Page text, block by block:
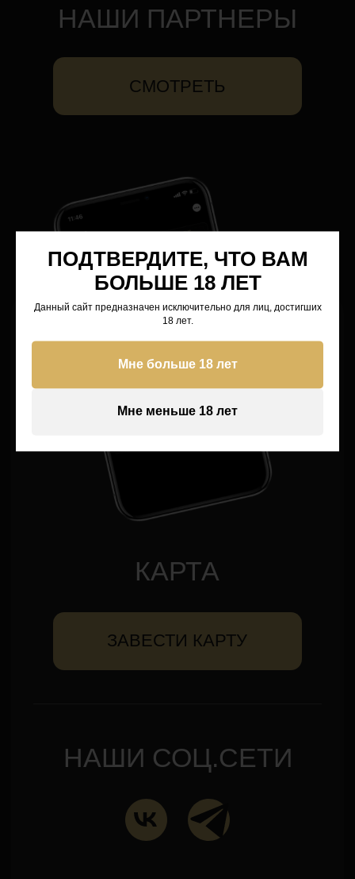
ПОДТВЕРДИТЕ, ЧТО ВАМ
БОЛЬШЕ 18 ЛЕТ
Данный сайт предназначен исключительно для лиц, достигших
18 лет.
Мне больше 18 лет
Мне меньше 18 лет
НАШИ СОЦ.СЕТИ
КАРТА
ЗАВЕСТИ КАРТУ